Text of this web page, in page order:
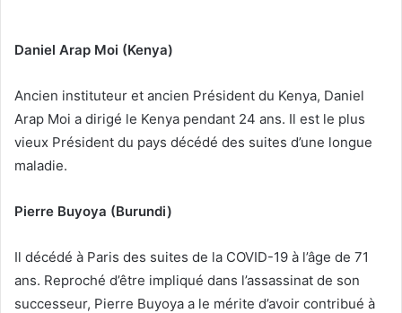
Daniel Arap Moi (Kenya)
Ancien instituteur et ancien Président du Kenya, Daniel
Arap Moi a dirigé le Kenya pendant 24 ans. Il est le plus
vieux Président du pays décédé des suites d’une longue
maladie.
Pierre Buyoya (Burundi)
Il décédé à Paris des suites de la COVID-19 à l’âge de 71
ans. Reproché d’être impliqué dans l’assassinat de son
successeur, Pierre Buyoya a le mérite d’avoir contribué à